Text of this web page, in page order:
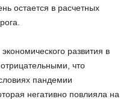
остается в расчетных
развития в
что
пандемии
негативно повлияла на